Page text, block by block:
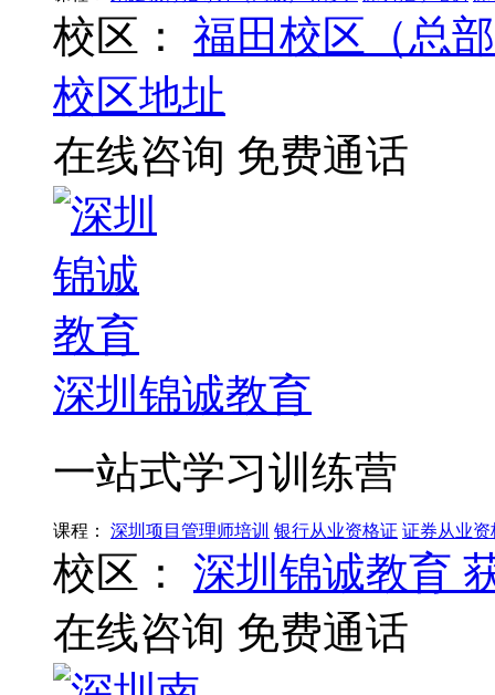
校区：
福田校区（总
校区地址
在线咨询 免费通话
深圳锦诚教育
一站式学习训练营
课程： 深圳项目管理师培训 银行从业资格证 证券从业资
校区： 深圳锦诚教育
在线咨询 免费通话